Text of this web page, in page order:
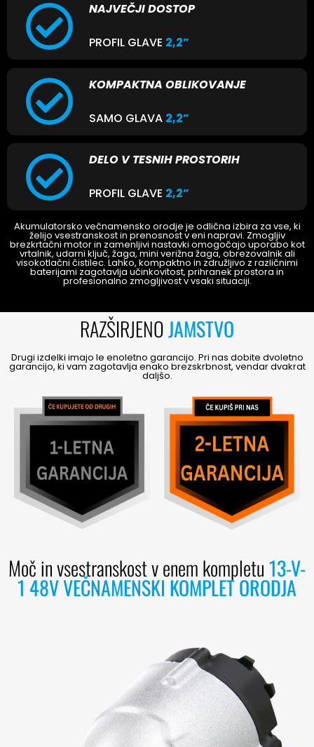
NAJVEČJI DOSTOP
PROFIL GLAVE 2,2”
KOMPAKTNA OBLIKOVANJE
SAMO GLAVA 2,2”
DELO V TESNIH PROSTORIH
PROFIL GLAVE 2,2”
Akumulatorsko večnamensko orodje je odlična izbira za vse, ki
želijo vsestranskost in prenosnost v eni napravi. Zmogljiv
brezkrtačni motor in zamenljivi nastavki omogočajo uporabo kot
vrtalnik, udarni ključ, žaga, mini verižna žaga, obrezovalnik ali
visokotlačni čistilec. Lahko, kompaktno in združljivo z različnimi
baterijami zagotavlja učinkovitost, prihranek prostora in
profesionalno zmogljivost v vsaki situaciji.
RAZŠIRJENOJAMSTVO
Drugi izdelki imajo le enoletno garancijo. Pri nas dobite dvoletno
garancijo, ki vam zagotavlja enako brezskrbnost, vendar dvakrat
daljšo.
Moč in vsestranskost v enem kompletu13-V-
1 48V VEČNAMENSKI KOMPLET ORODJA